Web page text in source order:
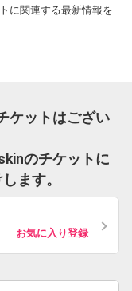
に関連する最新情報を
ケットはござい
のチケットに
ます。
お気に入り登録